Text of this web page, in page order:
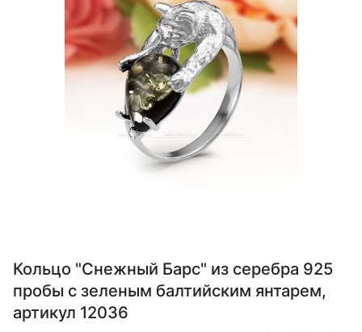
Кольцо "Снежный Барс" из серебра 925
пробы с зеленым балтийским янтарем,
артикул 12036